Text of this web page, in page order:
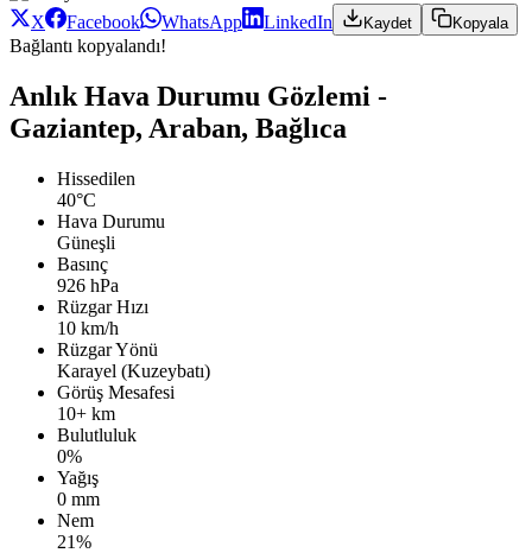
X Facebook WhatsApp LinkedIn Kaydet Kopyala
Bağlantı kopyalandı!
Anlık Hava Durumu Gözlemi -
Gaziantep, Araban, Bağlıca
Hissedilen
40°C
Hava Durumu
Güneşli
Basınç
926 hPa
Rüzgar Hızı
10 km/h
Rüzgar Yönü
Karayel (Kuzeybatı)
Görüş Mesafesi
10+ km
Bulutluluk
0%
Yağış
0 mm
Nem
21%